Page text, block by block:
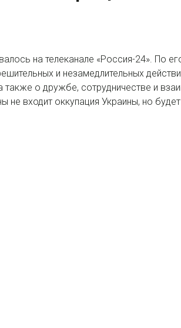
на телеканале «Россия-24». По
и незамедлительных
также о дружбе, сотрудничестве и
входит оккупация Украины, но